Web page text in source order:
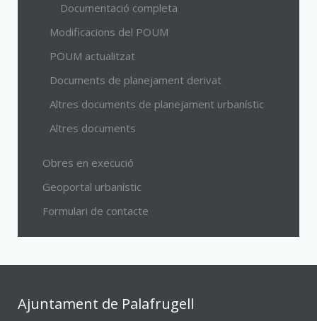
Documentació completa
Modificacions del POUM
POUM actualitzat
Documents de planejament derivat
Altres documents de planejament urbanístic
Altres documents
Obres en execució
Geoportal urbanístic
Formulari de contacte
Ajuntament de Palafrugell